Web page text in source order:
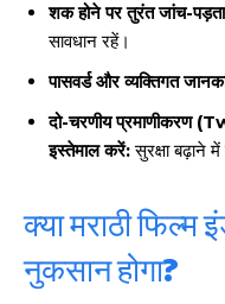
शक होने पर तुरंत जांच-
सावधान रहें।
पासवर्ड और व्यक्तिगत
दो-चरणीय
इस्तेमाल करें:सुरक्षा बढ़ाने
क्या मराठी
नुकसान होगा?